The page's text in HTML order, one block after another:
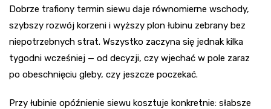
Dobrze trafiony termin siewu daje równomierne wschody,
szybszy rozwój korzeni i wyższy plon łubinu zebrany bez
niepotrzebnych strat. Wszystko zaczyna się jednak kilka
tygodni wcześniej — od decyzji, czy wjechać w pole zaraz
po obeschnięciu gleby, czy jeszcze poczekać.
Przy łubinie opóźnienie siewu kosztuje konkretnie: słabsze